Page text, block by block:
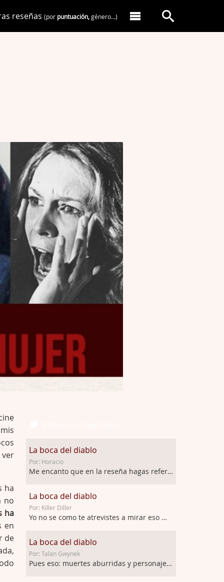
reseñas (por puntuación,género...)
ver
ha
no
ha
en
de
La boca del diablo
Por: Horacio
Me encanto que en la reseña hagas referen …
La boca del diablo
Por: Killer Diller
Yo no se como te atrevistes a mirar eso …
La boca del diablo
Por: Talan Gwynek
Pues eso: muertes aburridas y personajes p …